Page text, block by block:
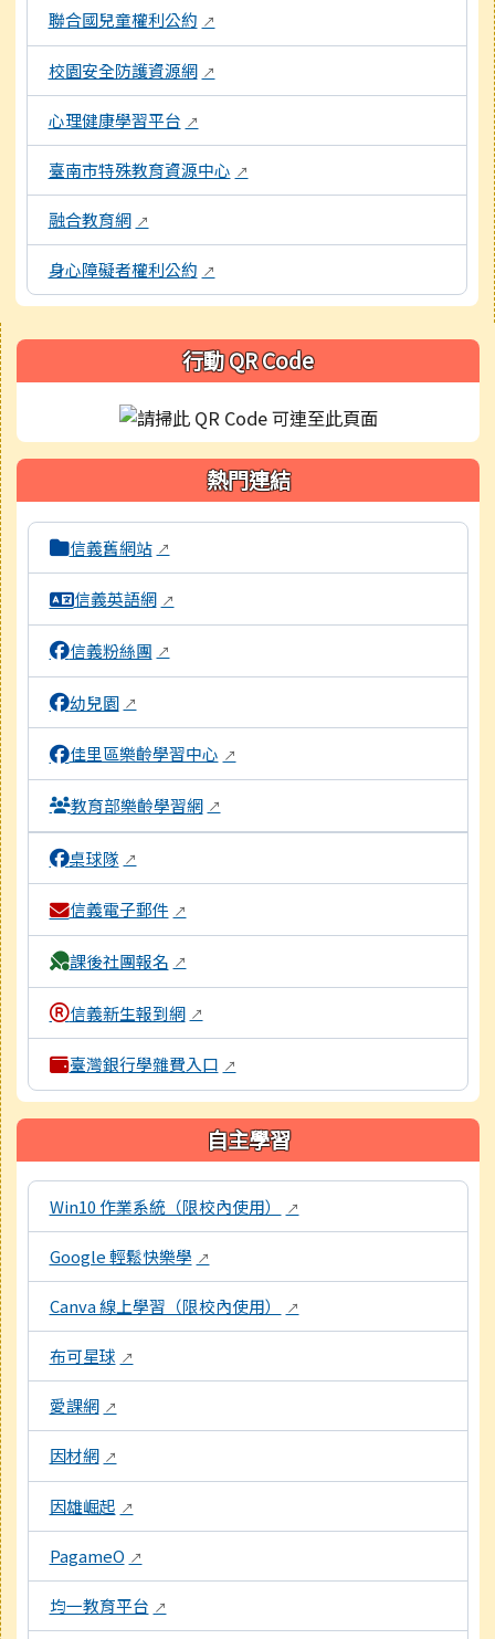
聯合國兒童權利公約 ↗
校園安全防護資源網 ↗
心理健康學習平台 ↗
臺南市特殊教育資源中心 ↗
融合教育網 ↗
身心障礙者權利公約 ↗
右邊區域內容 行動 QR Code
熱門連結
本區域包含校內外相關系統連結，點擊後皆會另開視窗。
信義舊網站 ↗
信義英語網 ↗
信義粉絲團 ↗
幼兒園 ↗
佳里區樂齡學習中心 ↗
教育部樂齡學習網 ↗
桌球隊 ↗
信義電子郵件 ↗
課後社團報名 ↗
信義新生報到網 ↗
臺灣銀行學雜費入口 ↗
自主學習
本區域包含數位學習資源連結，點擊後皆會另開視窗。
Win10 作業系統（限校內使用） ↗
Google 輕鬆快樂學 ↗
Canva 線上學習（限校內使用） ↗
布可星球 ↗
愛課網 ↗
因材網 ↗
因雄崛起 ↗
PagameO ↗
均一教育平台 ↗